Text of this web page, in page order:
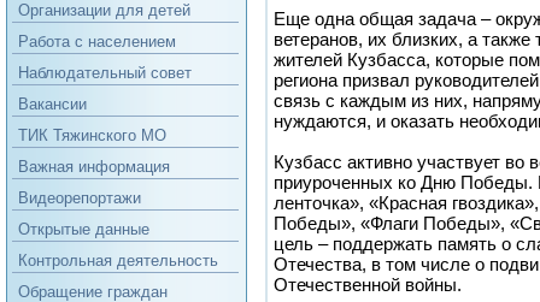
Организации для детей
Работа с населением
Наблюдательный совет
Вакансии
ТИК Тяжинского МО
Важная информация
Видеорепортажи
Открытые данные
Контрольная деятельность
Обращение граждан
Еще одна общая задача –
ветеранов, их близких, а
жителей Кузбасса, которые
региона призвал
связь с каждым из них,
нуждаются, и оказать
Кузбасс активно участвует во
приуроченных ко Дню Победы.
ленточка», «Красная
Победы», «Флаги Победы»,
цель – поддержать память о
Отечества, в том числе о
Отечественной войны.